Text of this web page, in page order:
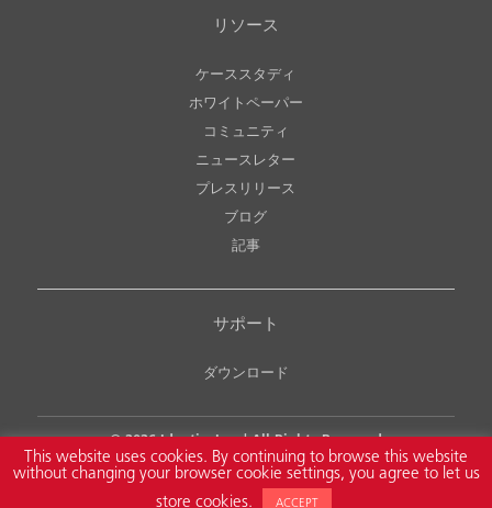
リソース
ケーススタディ
ホワイトペーパー
コミュニティ
ニュースレター
プレスリリース
ブログ
記事
サポート
ダウンロード
© 2026Identiv, Inc.| All Rights Reserved
Legal Notice
Copyright & Intellectual Property Policy
Privacy Policy Accessibility Policy
This website uses cookies. By continuing to browse this website
without changing your browser cookie settings, you agree to let us
store cookies.
ACCEPT